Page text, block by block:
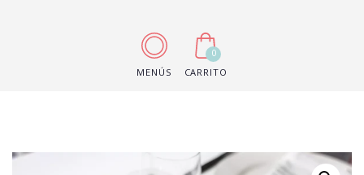
MENÚS
0
CARRITO